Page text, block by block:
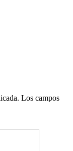
Los campos